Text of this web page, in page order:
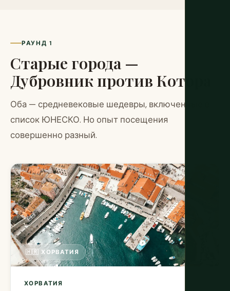
РАУНД 1
Старые города —
Дубровник против Котора
Оба — средневековые шедевры, включенные в
список ЮНЕСКО. Но опыт посещения
совершенно разный.
🇭🇷 ХОРВАТИЯ
ХОРВАТИЯ